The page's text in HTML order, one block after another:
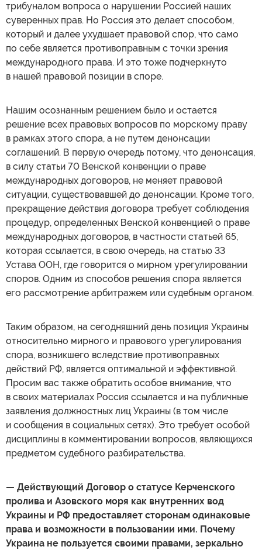
трибуналом вопроса о нарушении Россией наших
суверенных прав. Но Россия это делает способом,
который и далее ухудшает правовой спор, что само
по себе является противоправным с точки зрения
международного права. И это тоже подчеркнуто
в нашей правовой позиции в споре.
Нашим осознанным решением было и остается
решение всех правовых вопросов по морскому праву
в рамках этого спора, а не путем денонсации
соглашений. В первую очередь потому, что денонсация,
в силу статьи 70 Венской конвенции о праве
международных договоров, не меняет правовой
ситуации, существовавшей до денонсации. Кроме того,
прекращение действия договора требует соблюдения
процедур, определенных Венской конвенцией о праве
международных договоров, в частности статьей 65,
которая ссылается, в свою очередь, на статью 33
Устава ООН, где говорится о мирном урегулировании
споров. Одним из способов решения спора является
его рассмотрение арбитражем или судебным органом.
Таким образом, на сегодняшний день позиция Украины
относительно мирного и правового урегулирования
спора, возникшего вследствие противоправных
действий РФ, является оптимальной и эффективной.
Просим вас также обратить особое внимание, что
в своих материалах Россия ссылается и на публичные
заявления должностных лиц Украины (в том числе
и сообщения в социальных сетях). Это требует особой
дисциплины в комментировании вопросов, являющихся
предметом судебного разбирательства.
— Действующий Договор о статусе Керченского
пролива и Азовского моря как внутренних вод
Украины и РФ предоставляет сторонам одинаковые
права и возможности в пользовании ими. Почему
Украина не пользуется своими правами, зеркально